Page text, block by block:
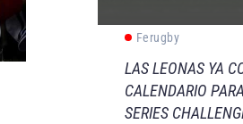
Ferugby
LAS LEONAS YA
CALENDARIO
SERIES